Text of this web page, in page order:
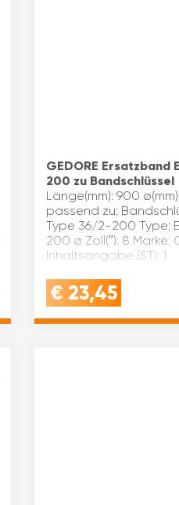
GEDORE Ersatzband
200 zu Bandschlüssel
Länge(mm): 900
passend zu:
Type 36/2-200 Type:
200 ø Zoll(″): 8 Marke:
Inhaltsangabe (ST): 1
€ 23,45